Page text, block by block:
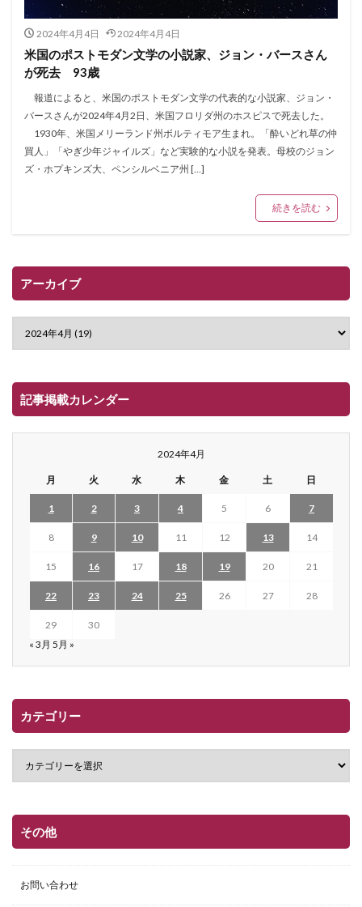
2024年4月4日 2024年4月4日
米国のポストモダン文学の小説家、ジョン・バースさん
が死去 93歳
報道によると、米国のポストモダン文学の代表的な小説家、ジョン・
バースさんが2024年4月2日、米国フロリダ州のホスピスで死去した。
1930年、米国メリーランド州ボルティモア生まれ。「酔いどれ草の仲
買人」「やぎ少年ジャイルズ」など実験的な小説を発表。母校のジョン
ズ・ホプキンズ大、ペンシルベニア州 […]
続きを読む
アーカイブ
記事掲載カレンダー
2024年4月
月 火 水 木 金 土 日
1 2 3 4 5 6 7
8 9 10 11 12 13 14
15 16 17 18 19 20 21
22 23 24 25 26 27 28
29
30
« 3月 5月 »
カテゴリー
その他
お問い合わせ